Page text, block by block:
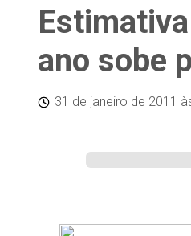
ano sobe
31 de janeiro de 2011